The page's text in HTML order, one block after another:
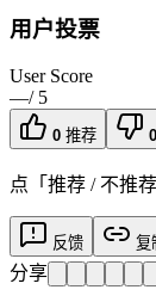
用户投票
User Score
—/ 5
0 推荐 0
点「推荐 / 不推
反馈 复
分享